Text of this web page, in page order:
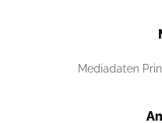
Mediadaten